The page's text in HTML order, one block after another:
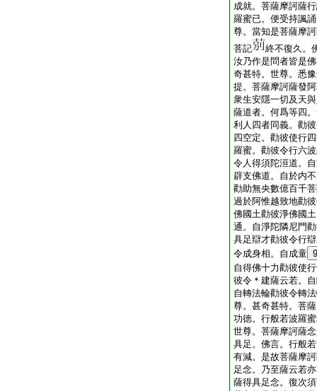
成就。菩薩摩訶薩
羅蜜已。便受持諷
尊。當知是菩薩摩
菩記
終不復久。
汝乃作是問者皆是
奇甚特。世尊。悉
提。菩薩摩訶薩發
衆生安隱一切及天
薩道者。何爲等四
利人四者同義。勸
四空定。勸彼使行
羅蜜。勸彼令行六
令人得須陀洹道。
辟支佛道。自於内
勸助無央數億百千
過於阿惟越致地勸
佛國土勸彼淨佛國
通。自淨陀隣尼門
具足辯才勸彼令行
令成身相。自成童 9
自得佛十力勸彼使
彼令＊建薩云若。
自轉法輪勸彼令轉
尊。甚奇甚特。菩
功徳。行般若波羅
世尊。菩薩摩訶薩
具足。佛言。行般
有減。是故菩薩摩
足念。乃至薩云若
薩得具足念。復次